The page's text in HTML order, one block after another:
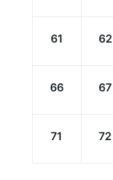
61 62
66 67
71 72